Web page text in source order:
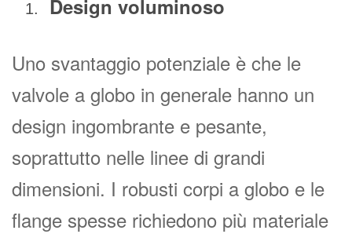
Design voluminoso
Uno svantaggio potenziale è che le
valvole a globo in generale hanno un
design ingombrante e pesante,
soprattutto nelle linee di grandi
dimensioni. I robusti corpi a globo e le
flange spesse richiedono più materiale